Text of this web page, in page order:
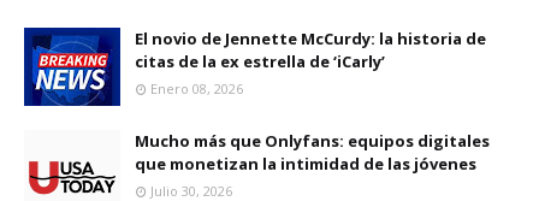
El novio de Jennette McCurdy: la historia de
citas de la ex estrella de ‘iCarly’
Enero 08, 2026
Mucho más que Onlyfans: equipos digitales
que monetizan la intimidad de las jóvenes
Julio 30, 2026